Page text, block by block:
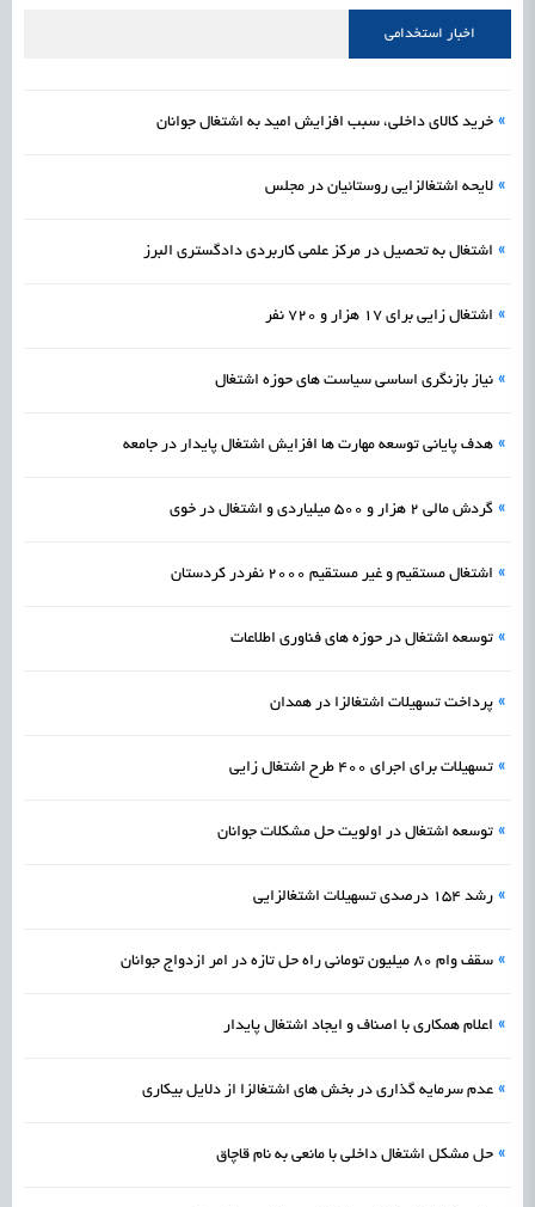
اشتغال و کارآفرینی
اخبار استخدامی
» خرید کالای داخلی، سبب افزایش امید به اشتغال جوانان
» لایحه اشتغالزایی روستائیان در مجلس
» اشتغال به تحصیل در مرکز علمی کاربردی دادگستری البرز
» اشتغال زایی برای ۱۷ هزار و ۷۲۰ نفر
» نیاز بازنگری اساسی سیاست های حوزه اشتغال
» هدف پایانی توسعه مهارت ها افزایش اشتغال پایدار در جامعه
» گردش مالی 2 هزار و 500 میلیاردی و اشتغال در خوی
» اشتغال مستقیم و غیر مستقیم 2000 نفردر کردستان
» توسعه اشتغال در حوزه های فناوری اطلاعات
» پرداخت تسهیلات اشتغالزا در همدان
» تسهیلات برای اجرای 400 طرح اشتغال زایی
» توسعه اشتغال در اولویت حل مشکلات جوانان
» رشد 154 درصدی تسهیلات اشتغالزایی
» سقف وام ۸۰ میلیون تومانی راه حل تازه در امر ازدواج جوانان
» اعلام همکاری با اصناف و ایجاد اشتغال پایدار
» عدم سرمایه گذاری در بخش های اشتغالزا از دلایل بیکاری
» حل مشکل اشتغال داخلی با مانعی به نام قاچاق